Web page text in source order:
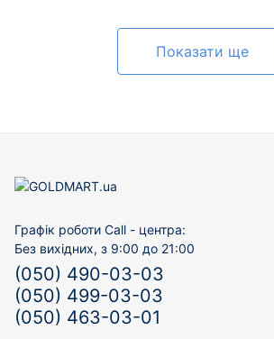
Показати ще
Графік роботи Call - центра:
Без вихідних, з 9:00 до 21:00
(050) 490-03-03
(050) 499-03-03
(050) 463-03-01